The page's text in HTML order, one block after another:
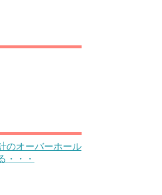
のオーバーホール
・・・